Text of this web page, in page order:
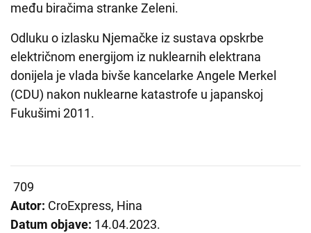
među biračima stranke Zeleni.
Odluku o izlasku Njemačke iz sustava opskrbe
električnom energijom iz nuklearnih elektrana
donijela je vlada bivše kancelarke Angele Merkel
(CDU) nakon nuklearne katastrofe u japanskoj
Fukušimi 2011.
709
Autor: CroExpress, Hina
Datum objave: 14.04.2023.